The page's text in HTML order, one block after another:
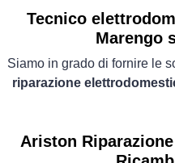
Tecnico
Marengo
Siamo in grado di fornire le
riparazione
Ariston